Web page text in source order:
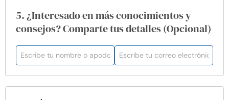
5. ¿Interesado en más conocimientos y
consejos? Comparte tus detalles (Opcional)